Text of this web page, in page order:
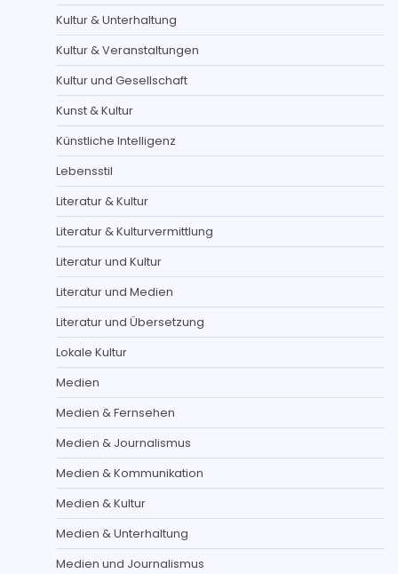
Kultur & Unterhaltung
Kultur & Veranstaltungen
Kultur und Gesellschaft
Kunst & Kultur
Künstliche Intelligenz
Lebensstil
Literatur & Kultur
Literatur & Kulturvermittlung
Literatur und Kultur
Literatur und Medien
Literatur und Übersetzung
Lokale Kultur
Medien
Medien & Fernsehen
Medien & Journalismus
Medien & Kommunikation
Medien & Kultur
Medien & Unterhaltung
Medien und Journalismus